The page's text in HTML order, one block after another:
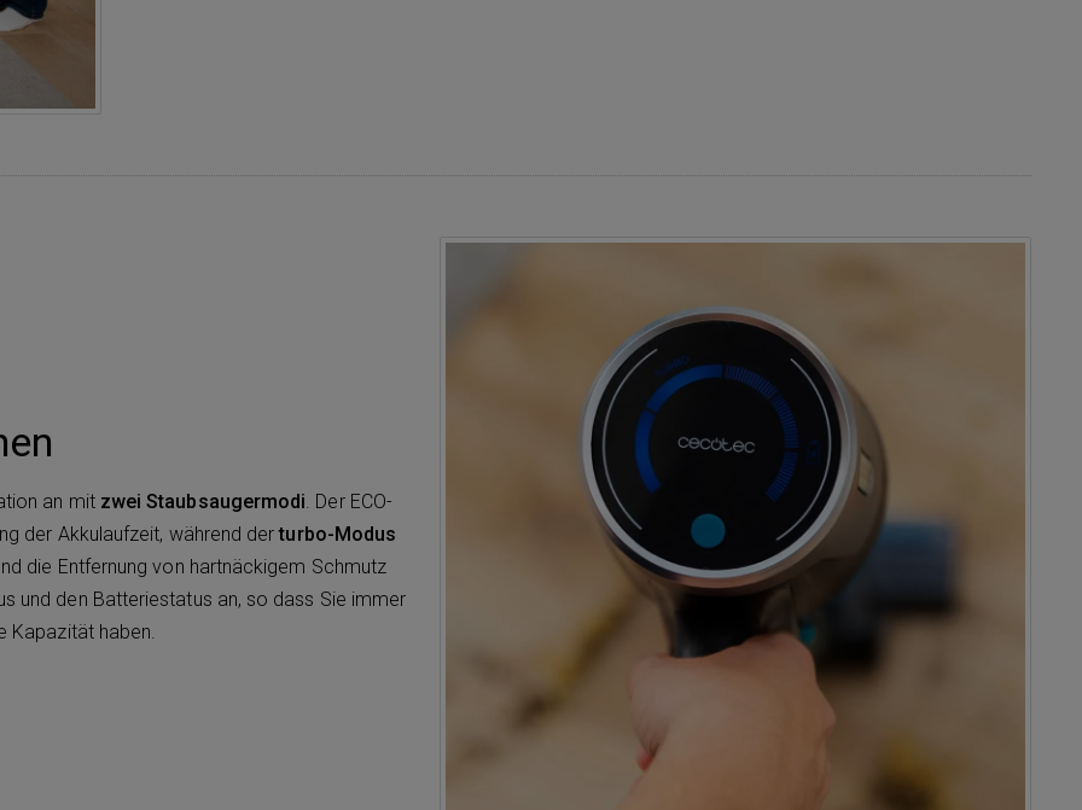
an mit zwei Staubsaugermodi. Der ECO-
der Akkulaufzeit, während derturbo-Modus
die Entfernung von hartnäckigem Schmutz
und den Batteriestatus an, so dass Sie immer
Kapazität haben.